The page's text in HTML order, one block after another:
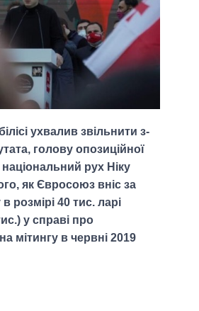
ухвалив звільнити з-
голову опозиційної
рух Ніку
як Євросоюз вніс за
розмірі 40 тис. ларі
у справі про
мітингу в червні 2019